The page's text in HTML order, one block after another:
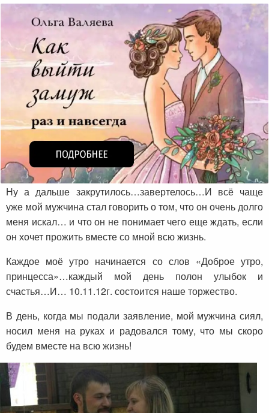
Ну а дальше закрутилось…завертелось…И всё чаще
уже мой мужчина стал говорить о том, что он очень долго
меня искал… и что он не понимает чего еще ждать, если
он хочет прожить вместе со мной всю жизнь.
Каждое моё утро начинается со слов «Доброе утро,
принцесса»…каждый мой день полон улыбок и
счастья…И… 10.11.12г. состоится наше торжество.
В день, когда мы подали заявление, мой мужчина сиял,
носил меня на руках и радовался тому, что мы скоро
будем вместе на всю жизнь!